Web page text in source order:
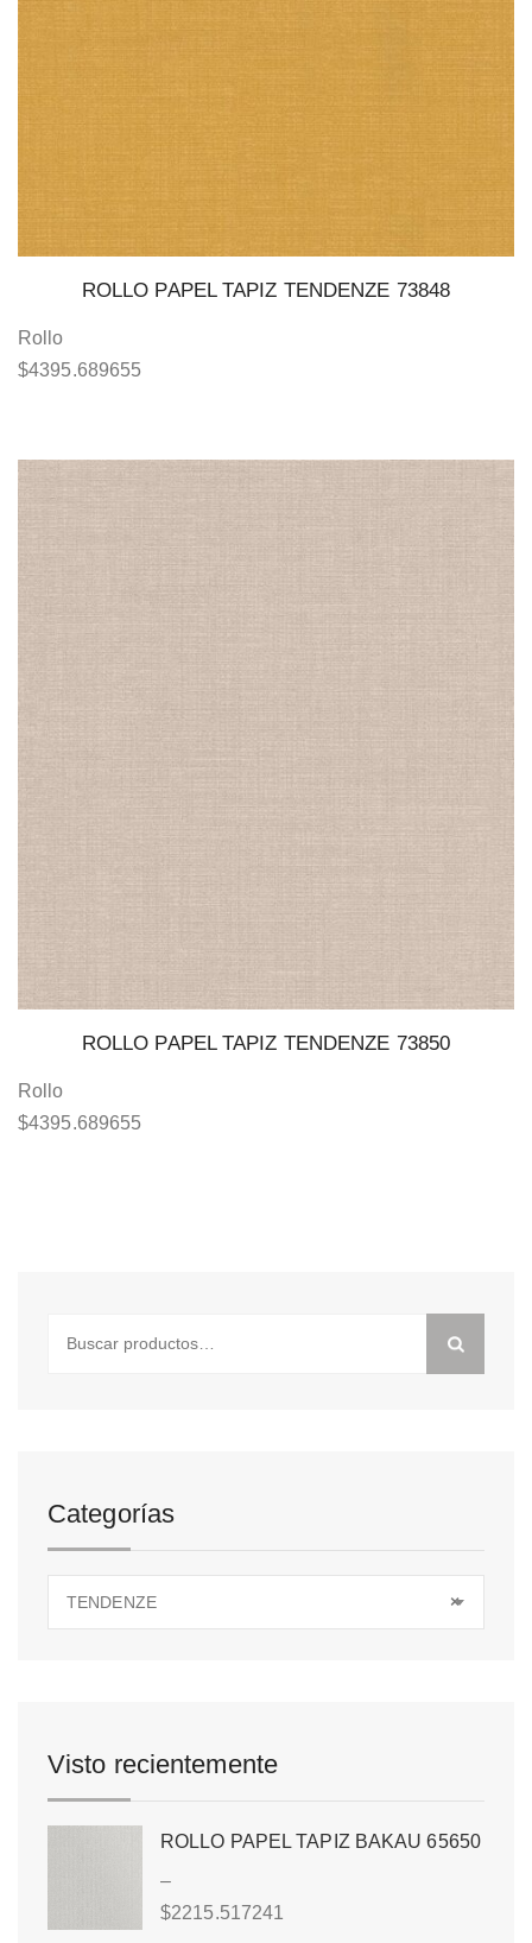
ROLLO PAPEL TAPIZ TENDENZE 73848
Rollo
$4395.689655
ROLLO PAPEL TAPIZ TENDENZE 73850
Rollo
$4395.689655
Categorías
×
TENDENZE
Visto recientemente
ROLLO PAPEL TAPIZ BAKAU 65650
–
$2215.517241